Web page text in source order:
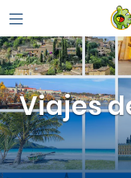
Viajes